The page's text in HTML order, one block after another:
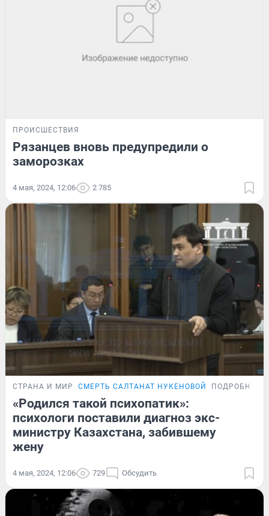
ПРОИСШЕСТВИЯ
Рязанцев вновь предупредили о
заморозках
4 мая, 2024, 12:06 2 785
СТРАНА И МИР СМЕРТЬ САЛТАНАТ НУКЕНОВОЙ
«Родился такой психопатик»:
психологи поставили диагноз экс-
министру Казахстана, забившему
жену
4 мая, 2024, 12:06 729 Обсудить